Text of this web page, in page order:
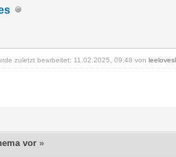
zuletzt bearbeitet: 11.02.2025, 09:48 von
vor »